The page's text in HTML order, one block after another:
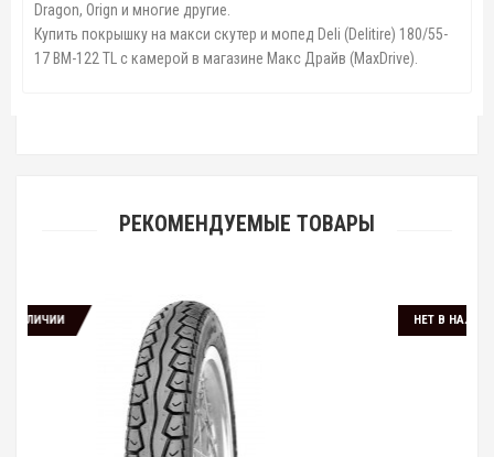
Dragon, Orign и многие другие.
Купить покрышку на макси скутер и мопед Deli (Delitire) 180/55-
17 BM-122 TL с камерой в магазине Макс Драйв (MaxDrive).
РЕКОМЕНДУЕМЫЕ ТОВАРЫ